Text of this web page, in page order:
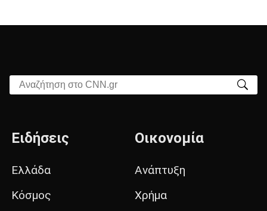
Αναζήτηση στο CNN.gr
Ειδήσεις
Ελλάδα
Κόσμος
Οικονομία
Ανάπτυξη
Χρήμα